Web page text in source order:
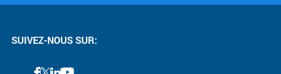
SUIVEZ-NOUS SUR: